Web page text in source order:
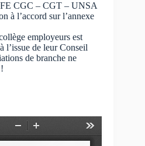
CGC – CGT – UNSA
à l’accord sur l’annexe
employeurs est
l’issue de leur Conseil
de branche ne